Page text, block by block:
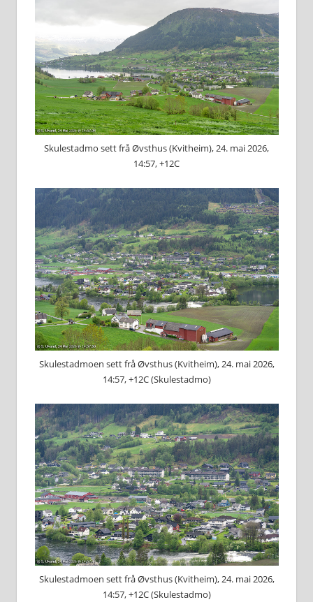
Skulestadmo sett frå Øvsthus (Kvitheim), 24. mai 2026,
14:57, +12C
Skulestadmoen sett frå Øvsthus (Kvitheim), 24. mai 2026,
14:57, +12C (Skulestadmo)
Skulestadmoen sett frå Øvsthus (Kvitheim), 24. mai 2026,
14:57, +12C (Skulestadmo)